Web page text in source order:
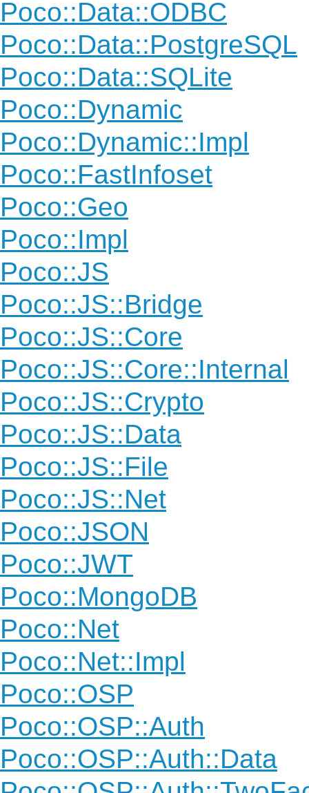
Poco::Data::ODBC
Poco::Data::PostgreSQL
Poco::Data::SQLite
Poco::Dynamic
Poco::Dynamic::Impl
Poco::FastInfoset
Poco::Geo
Poco::Impl
Poco::JS
Poco::JS::Bridge
Poco::JS::Core
Poco::JS::Core::Internal
Poco::JS::Crypto
Poco::JS::Data
Poco::JS::File
Poco::JS::Net
Poco::JSON
Poco::JWT
Poco::MongoDB
Poco::Net
Poco::Net::Impl
Poco::OSP
Poco::OSP::Auth
Poco::OSP::Auth::Data